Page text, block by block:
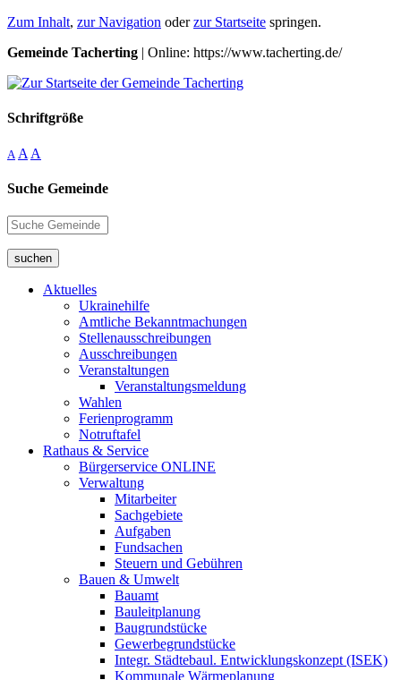
Zum Inhalt, zur Navigation oderzur Startseite springen.
Gemeinde Tacherting | Online: https://www.tacherting.de/
Schriftgröße
A A A
Suche Gemeinde
suchen
Aktuelles
Ukrainehilfe
Amtliche Bekanntmachungen
Stellenausschreibungen
Ausschreibungen
Veranstaltungen
Veranstaltungsmeldung
Wahlen
Ferienprogramm
Notruftafel
Rathaus & Service
Bürgerservice ONLINE
Verwaltung
Mitarbeiter
Sachgebiete
Aufgaben
Fundsachen
Steuern und Gebühren
Bauen & Umwelt
Bauamt
Bauleitplanung
Baugrundstücke
Gewerbegrundstücke
Integr. Städtebaul. Entwicklungskonzept (ISEK)
Kommunale Wärmeplanung